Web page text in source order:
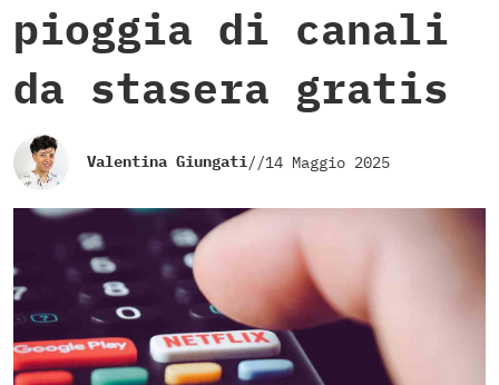
pioggia di canali
da stasera gratis
Valentina Giungati//14 Maggio 2025